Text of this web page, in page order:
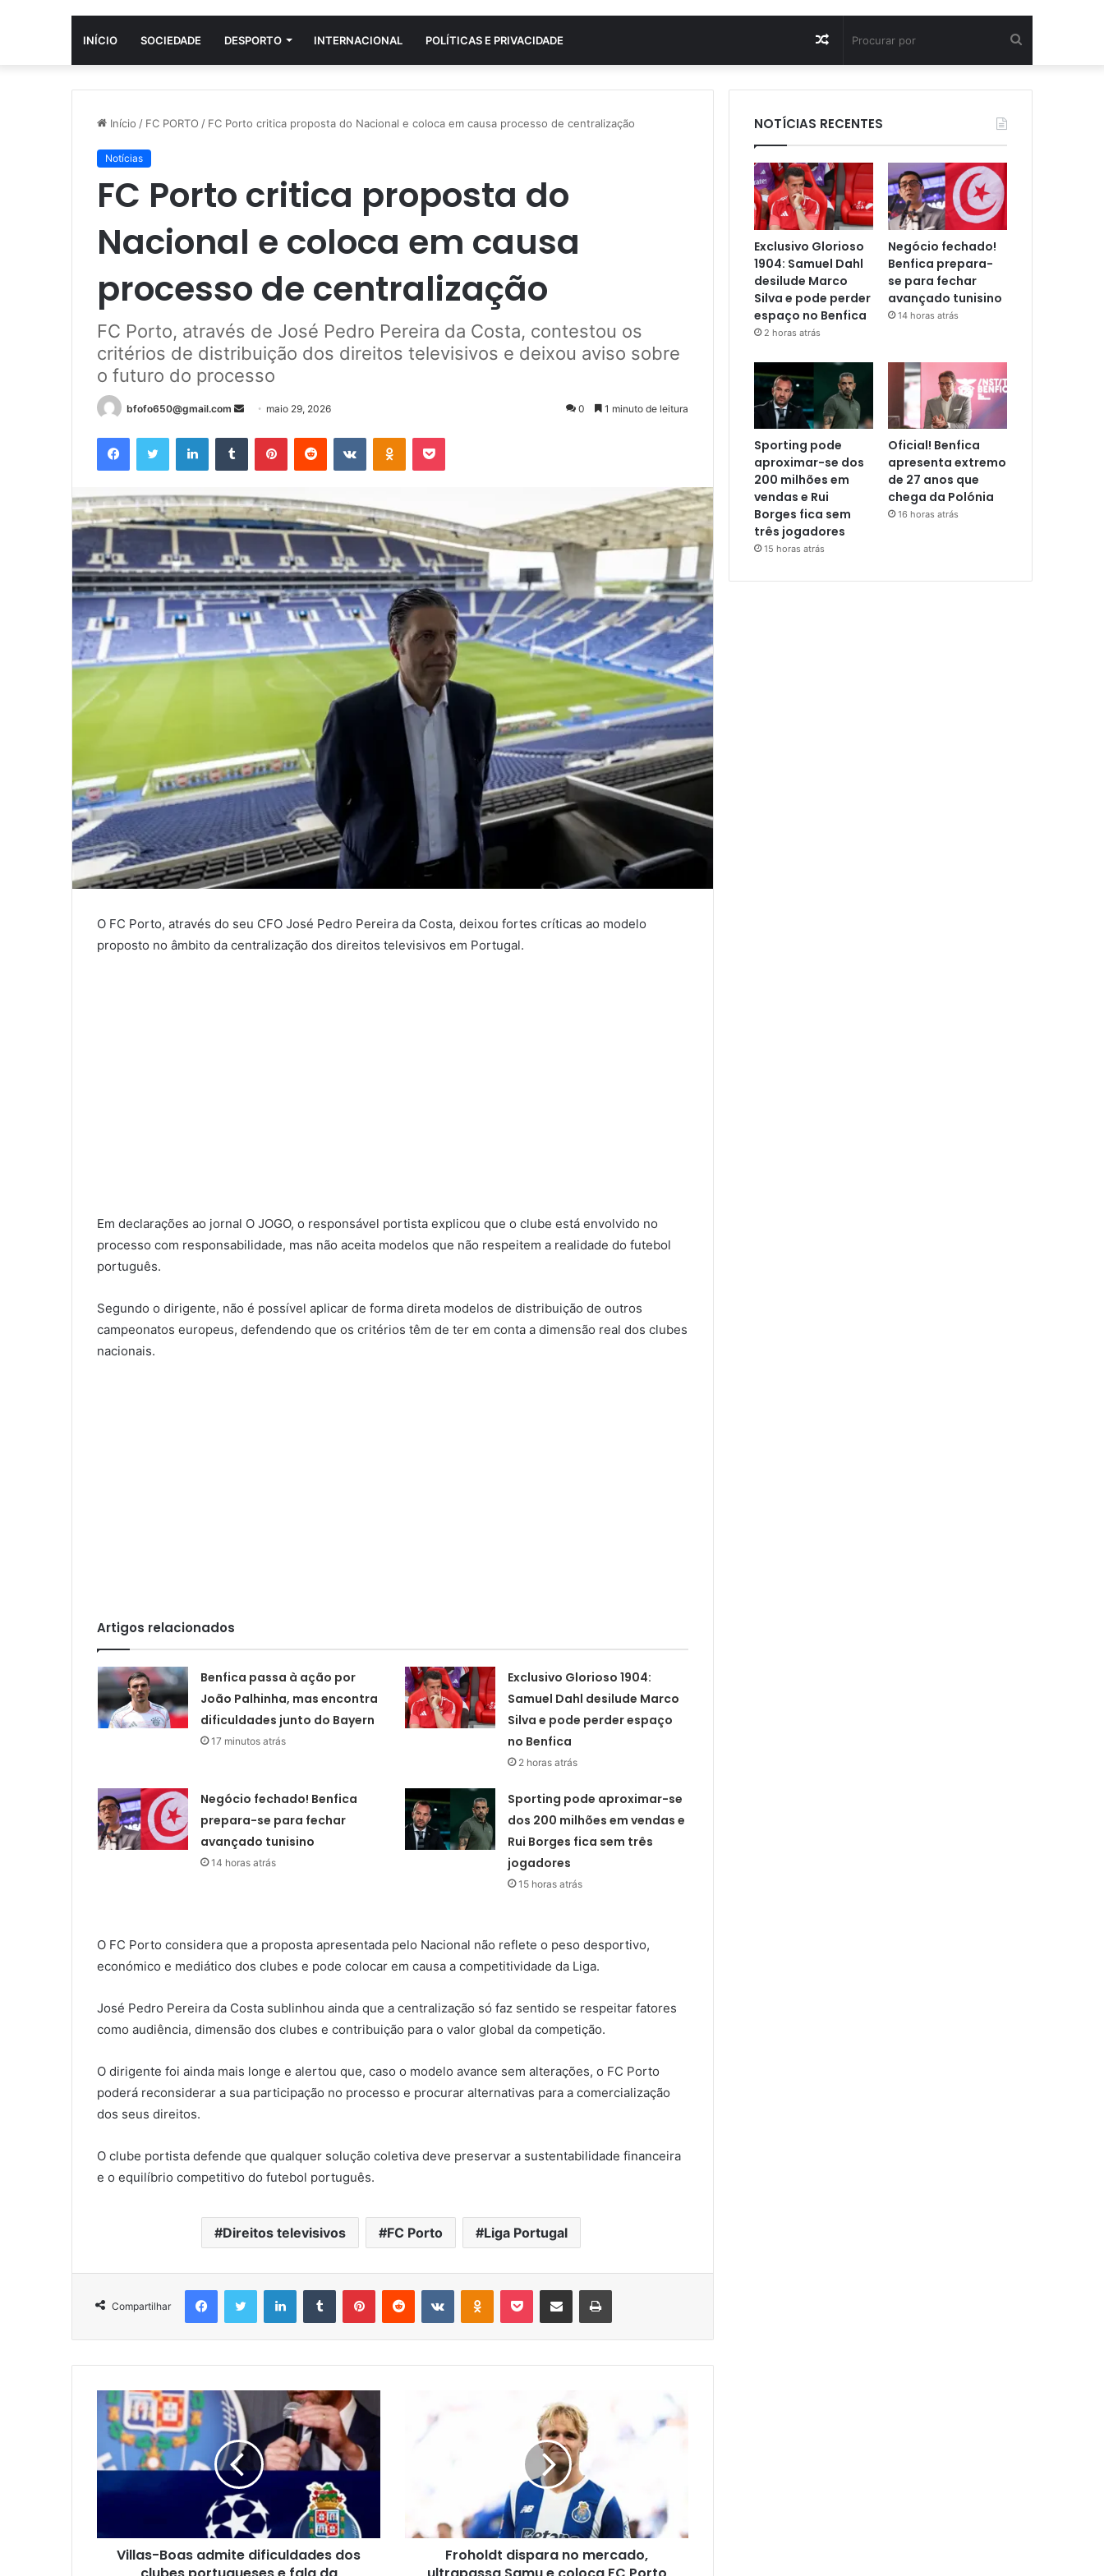
INÍCIO SOCIEDADE DESPORTO INTERNACIONAL POLÍTICAS E PRIVACIDADE
por
Artigo
aleatório
Início / FC PORTO / FC Porto critica proposta do Nacional e coloca em causa processo de centralização
Notícias
FC Porto critica proposta do
Nacional e coloca em causa
processo de centralização
FC Porto, através de José Pedro Pereira da Costa, contestou os
critérios de distribuição dos direitos televisivos e deixou aviso sobre
o futuro do processo
bfofo650@gmail.com
Mande
mail
maio 29, 2026 0 1 minuto de leitura
FacebookTwitter LinkedinTumblr PinterestReddit VK OK Pocket
O FC Porto, através do seu CFO José Pedro Pereira da Costa, deixou fortes críticas ao modelo
proposto no âmbito da centralização dos direitos televisivos em Portugal.
Em declarações ao jornal O JOGO, o responsável portista explicou que o clube está envolvido no
processo com responsabilidade, mas não aceita modelos que não respeitem a realidade do futebol
português.
Segundo o dirigente, não é possível aplicar de forma direta modelos de distribuição de outros
campeonatos europeus, defendendo que os critérios têm de ter em conta a dimensão real dos clubes
nacionais.
Artigos relacionados
Benfica passa à ação por
João Palhinha, mas encontra
dificuldades junto do Bayern
17 minutos atrás
Exclusivo Glorioso 1904:
Samuel Dahl desilude Marco
Silva e pode perder espaço
no Benfica
2 horas atrás
Negócio fechado! Benfica
prepara-se para fechar
avançado tunisino
14 horas atrás
Sporting pode aproximar-se
dos 200 milhões em vendas e
Rui Borges fica sem três
jogadores
15 horas atrás
O FC Porto considera que a proposta apresentada pelo Nacional não reflete o peso desportivo,
económico e mediático dos clubes e pode colocar em causa a competitividade da Liga.
José Pedro Pereira da Costa sublinhou ainda que a centralização só faz sentido se respeitar fatores
como audiência, dimensão dos clubes e contribuição para o valor global da competição.
O dirigente foi ainda mais longe e alertou que, caso o modelo avance sem alterações, o FC Porto
poderá reconsiderar a sua participação no processo e procurar alternativas para a comercialização
dos seus direitos.
O clube portista defende que qualquer solução coletiva deve preservar a sustentabilidade financeira
e o equilíbrio competitivo do futebol português.
Direitos televisivos FC Porto Liga Portugal
Compartilhar
FacebookTwitter LinkedinTumblr PinterestReddit VK OK Pocket Compartilhar via e-mail Imprimir
Villas-Boas admite dificuldades dos
Froholdt dispara no mercado,
NOTÍCIAS RECENTES
Exclusivo Glorioso
1904: Samuel Dahl
desilude Marco
Silva e pode perder
espaço no Benfica
2 horas atrás
Negócio fechado!
Benfica prepara-
se para fechar
avançado tunisino
14 horas atrás
Sporting pode
aproximar-se dos
200 milhões em
vendas e Rui
Borges fica sem
três jogadores
15 horas atrás
Oficial! Benfica
apresenta extremo
de 27 anos que
chega da Polónia
16 horas atrás